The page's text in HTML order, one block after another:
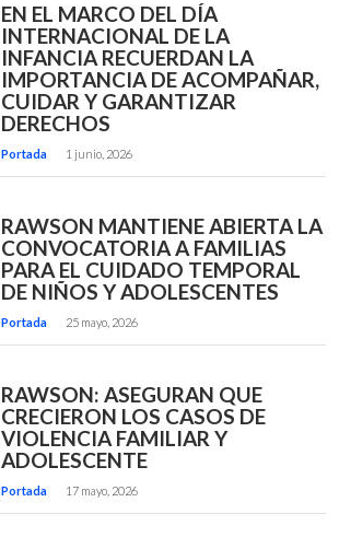
EN EL MARCO DEL DÍA
INTERNACIONAL DE LA
INFANCIA RECUERDAN LA
IMPORTANCIA DE ACOMPAÑAR,
CUIDAR Y GARANTIZAR
DERECHOS
Portada 1 junio, 2026
RAWSON MANTIENE ABIERTA LA
CONVOCATORIA A FAMILIAS
PARA EL CUIDADO TEMPORAL
DE NIÑOS Y ADOLESCENTES
Portada 25 mayo, 2026
RAWSON: ASEGURAN QUE
CRECIERON LOS CASOS DE
VIOLENCIA FAMILIAR Y
ADOLESCENTE
Portada 17 mayo, 2026